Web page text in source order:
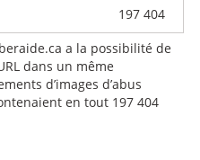
197 404
a la possibilité de
dans un même
d’images d’abus
en tout 197 404